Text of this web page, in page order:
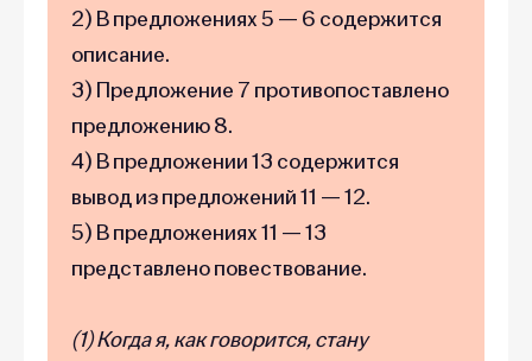
2) В предложениях 5 — 6 содержится
описание.
3) Предложение 7 противопоставлено
предложению 8.
4) В предложении 13 содержится
вывод из предложений 11 — 12.
5) В предложениях 11 — 13
представлено повествование.
(1) Когда я, как говорится, стану